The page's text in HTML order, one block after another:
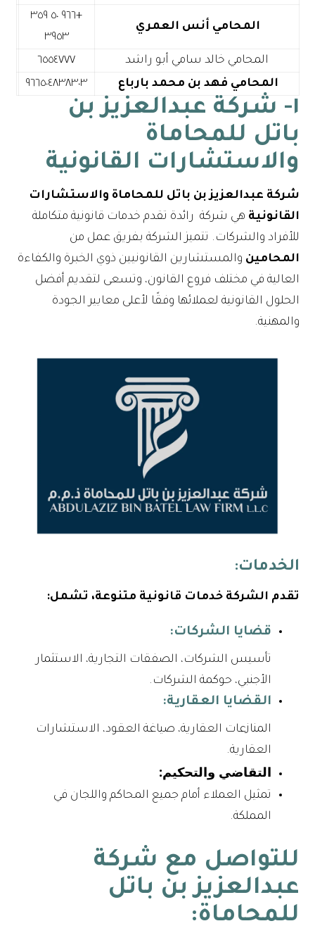
المحامي أنس العمري
+٩٦٦ ٥٠ ٣٥٩
٣٩٥٣
المحامي خالد سامي أبو راشد
٦٥٥٤٧٧٧
المحامي فهد بن محمد بارباع
٩٦٦٥٠٤٨٣٨٣٠٣
١- شركة عبدالعزيز بن
باتل للمحاماة
والاستشارات القانونية
شركة عبدالعزيز بن باتل للمحاماة والاستشارات
القانونية هي شركة رائدة تقدم خدمات قانونية متكاملة
للأفراد والشركات. تتميز الشركة بفريق عمل من
المحامين والمستشارين القانونيين ذوي الخبرة والكفاءة
العالية في مختلف فروع القانون، وتسعى لتقديم أفضل
الحلول القانونية لعملائها وفقًا لأعلى معايير الجودة
والمهنية.
الخدمات:
تقدم الشركة خدمات قانونية متنوعة، تشمل:
قضايا الشركات:
تأسيس الشركات، الصفقات التجارية، الاستثمار
الأجنبي، حوكمة الشركات.
القضايا العقارية:
المنازعات العقارية، صياغة العقود، الاستشارات
العقارية.
التقاضي والتحكيم:
تمثيل العملاء أمام جميع المحاكم واللجان في
المملكة.
للتواصل مع شركة
عبدالعزيز بن باتل
للمحاماة: